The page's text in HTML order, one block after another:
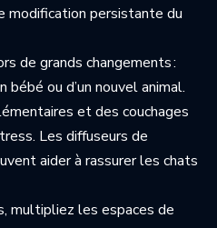
modification persistante du
de grands changements :
bébé ou d’un nouvel animal.
et des couchages
Les diffuseurs de
aider à rassurer les chats
multipliez les espaces de